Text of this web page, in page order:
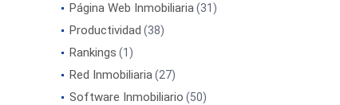
Página Web Inmobiliaria(31)
Productividad (38)
Rankings (1)
Red Inmobiliaria(27)
Software Inmobiliario (50)